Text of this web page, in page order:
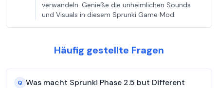
verwandeln. Genieße die unheimlichen Sounds
und Visuals in diesem Sprunki Game Mod.
Häufig gestellte Fragen
Q Was macht Sprunki Phase 2.5 but Different